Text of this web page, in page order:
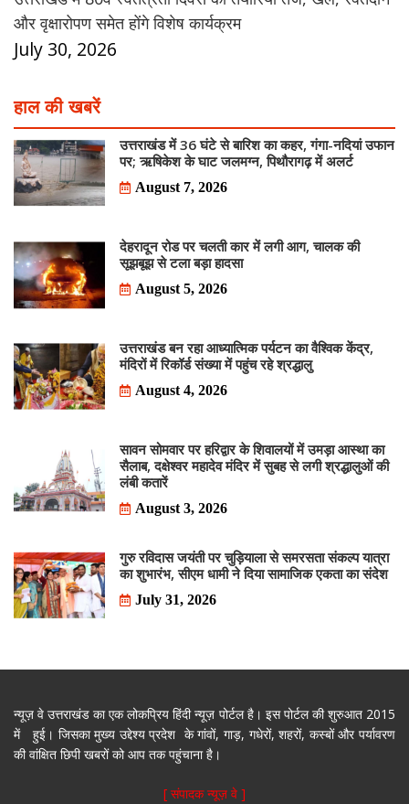
और वृक्षारोपण समेत होंगे विशेष कार्यक्रम
July 30, 2026
हाल की खबरें
उत्तराखंड में 36 घंटे से बारिश का कहर, गंगा-नदियां उफान
पर; ऋषिकेश के घाट जलमग्न, पिथौरागढ़ में अलर्ट
August 7, 2026
देहरादून रोड पर चलती कार में लगी आग, चालक की
सूझबूझ से टला बड़ा हादसा
August 5, 2026
उत्तराखंड बन रहा आध्यात्मिक पर्यटन का वैश्विक केंद्र,
मंदिरों में रिकॉर्ड संख्या में पहुंच रहे श्रद्धालु
August 4, 2026
सावन सोमवार पर हरिद्वार के शिवालयों में उमड़ा आस्था का
सैलाब, दक्षेश्वर महादेव मंदिर में सुबह से लगी श्रद्धालुओं की
लंबी कतारें
August 3, 2026
गुरु रविदास जयंती पर चुड़ियाला से समरसता संकल्प यात्रा
का शुभारंभ, सीएम धामी ने दिया सामाजिक एकता का संदेश
July 31, 2026
न्यूज़ वे उत्तराखंड का एक लोकप्रिय हिंदी न्यूज़ पोर्टल है। इस पोर्टल की शुरुआत 2015
में हुई। जिसका मुख्य उद्देश्य प्रदेश के गांवों, गाड़, गधेरों, शहरों, कस्बों और पर्यावरण
की वांक्षित छिपी खबरों को आप तक पहुंचाना है।
[ संपादक न्यूज़ वे ]